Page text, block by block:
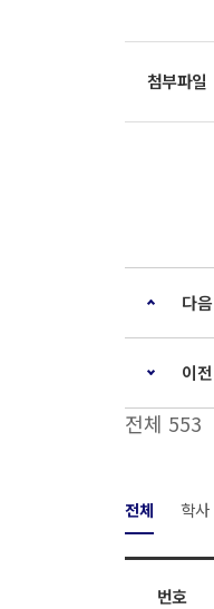
다음
이전
전체 553
전체 학사
번호